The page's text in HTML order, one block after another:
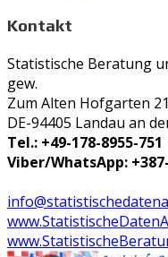
Kontakt
Statistische Beratung
gew.
Zum Alten Hofgarten
DE-94405 Landau an
Tel.: +49-178-8955-751
Viber/WhatsApp: